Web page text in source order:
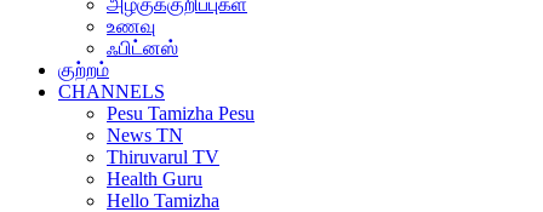
அழகுக்குறிப்புகள்
உணவு
ஃபிட்னஸ்
குற்றம்
CHANNELS
Pesu Tamizha Pesu
News TN
Thiruvarul TV
Health Guru
Hello Tamizha